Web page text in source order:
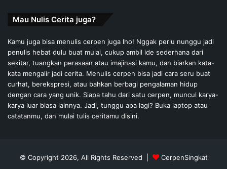
Mau Nulis Cerita juga?
Kamu juga bisa menulis cerpen juga lho! Nggak perlu nunggu jadi
penulis hebat dulu buat mulai, cukup ambil ide sederhana dari
sekitar, tuangkan perasaan atau imajinasi kamu, dan biarkan kata-
kata mengalir jadi cerita. Menulis cerpen bisa jadi cara seru buat
curhat, berekspresi, atau bahkan berbagi pengalaman hidup
dengan cara yang unik. Siapa tahu dari satu cerpen, muncul karya-
karya luar biasa lainnya. Jadi, tunggu apa lagi? Buka laptop atau
catatanmu, dan mulai tulis ceritamu disini.
© Copyright 2026, All Rights Reserved | CerpenSingkat